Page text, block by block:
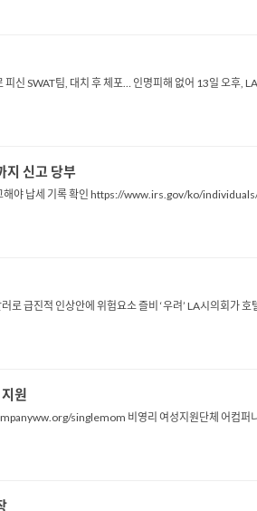
피신 SWAT팀, 대치 후 체포… 인명피해 없어 13일 오후,
지 신고 당부
해야 납세 기록 확인 https://www.irs.gov/ko/
급진적 인상안에 위험요소 즐비 ‘우려’ LA시의회가
원
singlemom 비영리 여성지원단체 어컴퍼